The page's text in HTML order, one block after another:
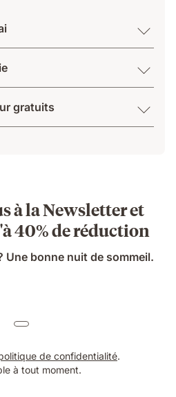
gratuits
à la Newsletter et
40% de réduction
Une bonne nuit de sommeil.
de confidentialité.
à tout moment.